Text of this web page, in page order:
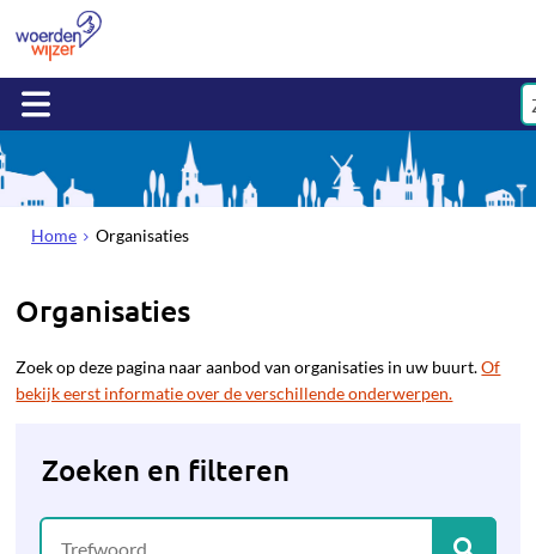
Home Organisaties
Organisaties
Zoek op deze pagina naar aanbod van organisaties in uw buurt.Of
bekijk eerst informatie over de verschillende onderwerpen.
Zoeken en filteren